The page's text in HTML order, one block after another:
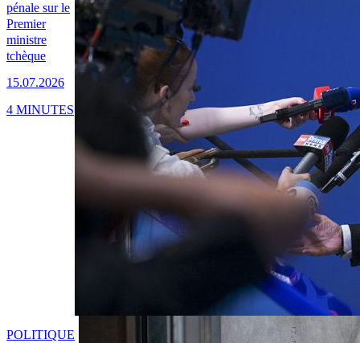
pénale sur le
Premier
ministre
tchèque
15.07.2026
4 MINUTES
POLITIQUE